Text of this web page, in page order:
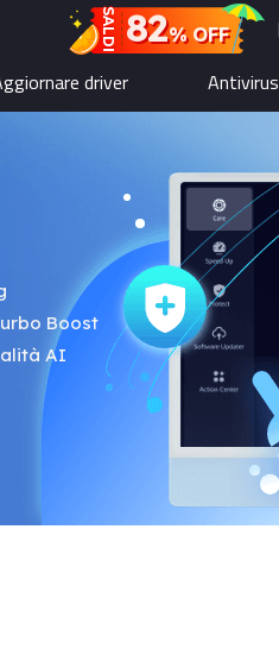
SALDI 82% OFF
driver Antivirus
Boost
AI